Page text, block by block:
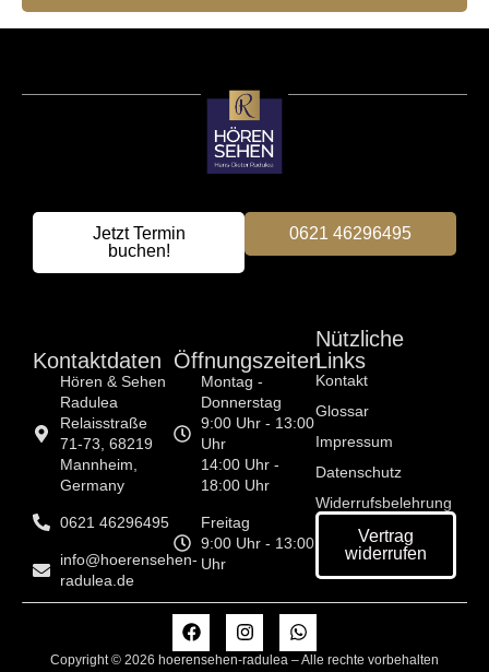
Jetzt Termin
buchen!
0621 46296495
Kon­tak­t­dat­en
Hören & Sehen
Radulea
Relaisstraße
71-73, 68219
Mannheim,
Germany
0621 46296495
info@hoerensehen-
radulea.de
Öffnungszeiten
Montag -
Donnerstag
9:00 Uhr - 13:00
Uhr
14:00 Uhr -
18:00 Uhr
Freitag
9:00 Uhr - 13:00
Uhr
Nützliche
Links
Kontakt
Glossar
Impressum
Datenschutz
Widerrufsbelehrung
Vertrag
widerrufen
Copyright © 2026 hoerensehen-radulea – Alle rechte vorbehalten